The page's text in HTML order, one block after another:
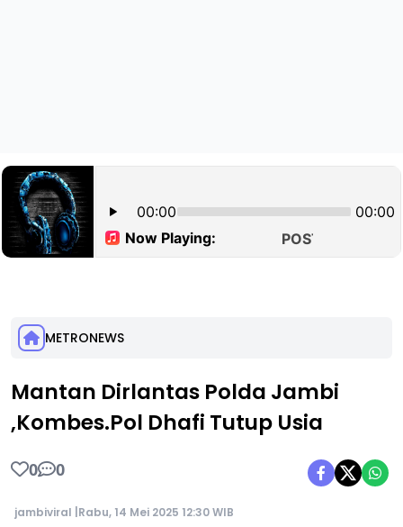
METRONEWS
Mantan Dirlantas Polda Jambi
,Kombes.Pol Dhafi Tutup Usia
0 0
jambiviral | Rabu, 14 Mei 2025 12:30 WIB